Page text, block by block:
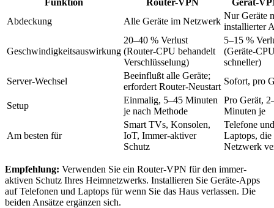
Abdeckung
Alle Geräte im Netzwerk
Nur Geräte
installierter
Geschwindigkeitsauswirkung
20–40 % Verlust
(Router-CPU behandelt
Verschlüsselung)
5–15 %
(Geräte-
schneller)
Server-Wechsel
Beeinflußt alle Geräte;
erfordert Router-Neustart
Sofort, pro
Setup
Einmalig, 5–45 Minuten
je nach Methode
Pro Gerät,
Minuten je
Am besten für
Smart TVs, Konsolen,
IoT, Immer-aktiver
Schutz
Telefone und
Laptops, die
Netzwerk
Empfehlung: Verwenden Sie ein Router-VPN für den immer-
aktiven Schutz Ihres Heimnetzwerks. Installieren Sie Geräte-Apps
auf Telefonen und Laptops für wenn Sie das Haus verlassen. Die
beiden Ansätze ergänzen sich.